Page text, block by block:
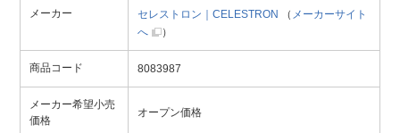
メーカー セレストロン｜CELESTRON （ メーカーサイト
へ
）
商品コード 8083987
メーカー希望小売
価格
オープン価格